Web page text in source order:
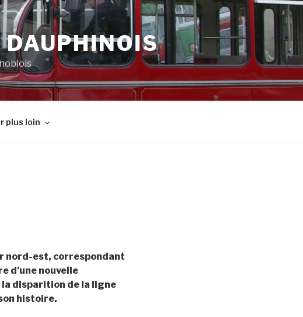
DAUPHINOIS
plus loin
nord-est, correspondant
d’une nouvelle
la disparition de la ligne
histoire.